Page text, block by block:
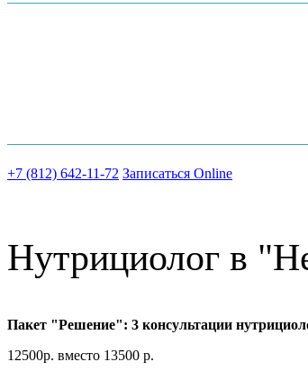
+7 (812) 642-11-72 Записаться Online
Нутрициолог в
Пакет "Решение": 3 консультации
12500р. вместо 13500 р.